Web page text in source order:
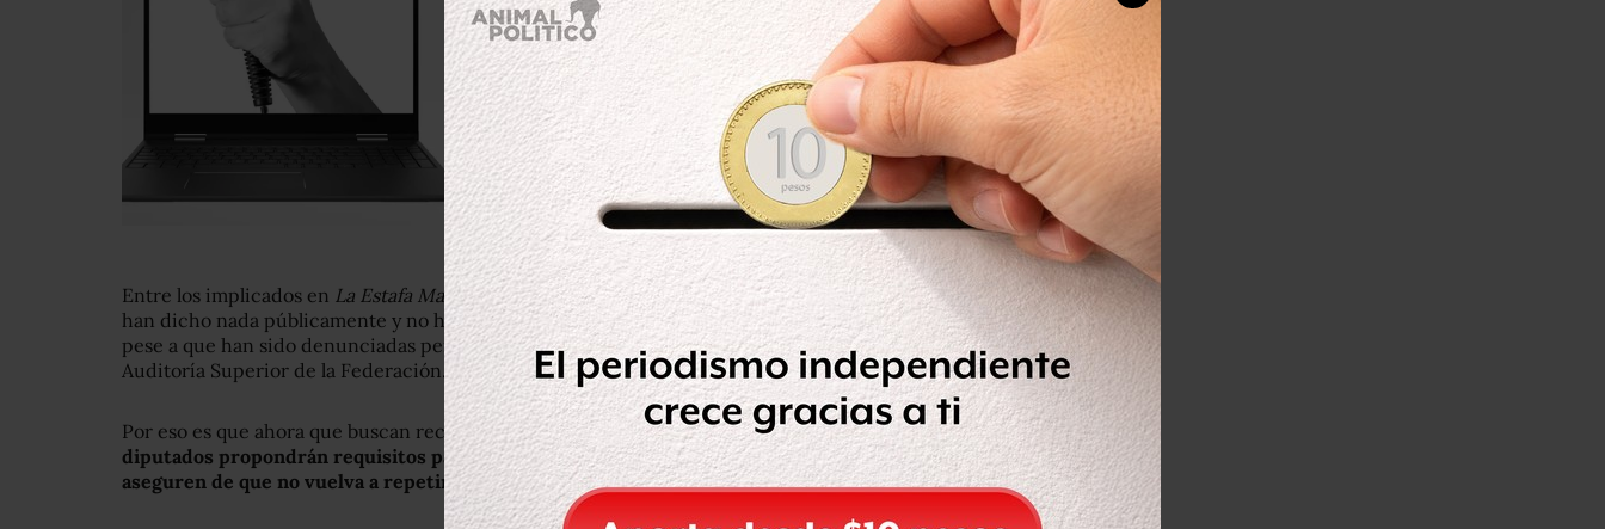
Entre los implicados en La Estafa Maestra , las universidades son las únicas que no
han dicho nada públicamente y no han sido llamadas a rendir cuentas por nadie,
pese a que han sido denunciadas penalmente en 2015 y 2017 por parte de la
Auditoría Superior de la Federación.
Por eso es que ahora que buscan recursos extra para superar la crisis financiera,los
diputados propondrán requisitos para que las instituciones sean rescatadas y se
aseguren de que no vuelva a repetirse el desvío de recursos públicos.